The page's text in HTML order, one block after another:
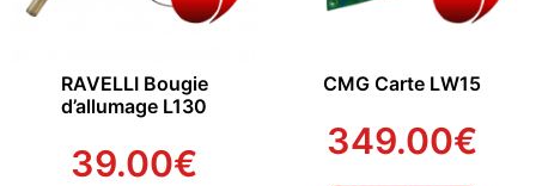
RAVELLI Bougie
d’allumage L130
39.00€
CMG Carte LW15
349.00€